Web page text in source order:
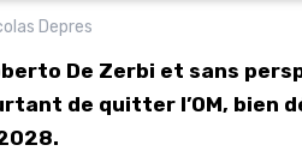
Depres
De Zerbi et sans
de quitter l’OM, bien